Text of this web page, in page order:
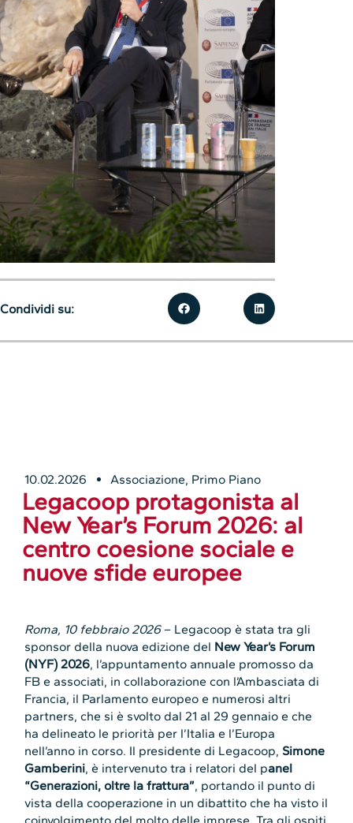
10.02.2026 Associazione, Primo Piano
Legacoop protagonista al
New Year’s Forum 2026: al
centro coesione sociale e
nuove sfide europee
Roma, 10 febbraio 2026– Legacoop è stata tra gli
sponsor della nuova edizione del New Year’s Forum
(NYF) 2026, l’appuntamento annuale promosso da
FB e associati, in collaborazione con l’Ambasciata di
Francia, il Parlamento europeo e numerosi altri
partners, che si è svolto dal 21 al 29 gennaio e che
ha delineato le priorità per l’Italia e l’Europa
nell’anno in corso. Il presidente di Legacoop, Simone
Gamberini, è intervenuto tra i relatori del panel
“Generazioni, oltre la frattura”, portando il punto di
vista della cooperazione in un dibattito che ha visto il
Condividi su: